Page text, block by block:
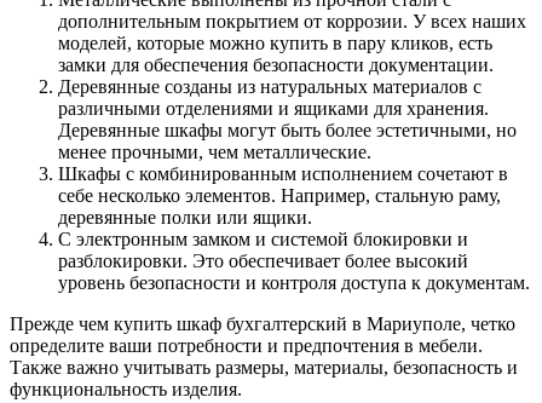
дополнительным покрытием от коррозии. У всех наших
моделей, которые можно купить в пару кликов, есть
замки для обеспечения безопасности документации.
Деревянные созданы из натуральных материалов с
различными отделениями и ящиками для хранения.
Деревянные шкафы могут быть более эстетичными, но
менее прочными, чем металлические.
Шкафы с комбинированным исполнением сочетают в
себе несколько элементов. Например, стальную раму,
деревянные полки или ящики.
С электронным замком и системой блокировки и
разблокировки. Это обеспечивает более высокий
уровень безопасности и контроля доступа к документам.
Прежде чем купить шкаф бухгалтерский в Мариуполе, четко
определите ваши потребности и предпочтения в мебели.
Также важно учитывать размеры, материалы, безопасность и
функциональность изделия.